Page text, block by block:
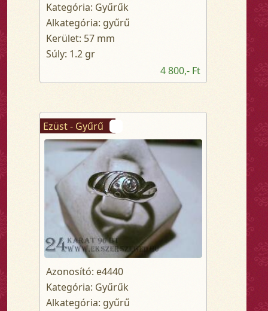
Kategória: Gyűrűk
Alkategória: gyűrű
Kerület: 57 mm
Súly: 1.2 gr
4 800,- Ft
Ezüst - Gyűrű
Azonosító: e4440
Kategória: Gyűrűk
Alkategória: gyűrű